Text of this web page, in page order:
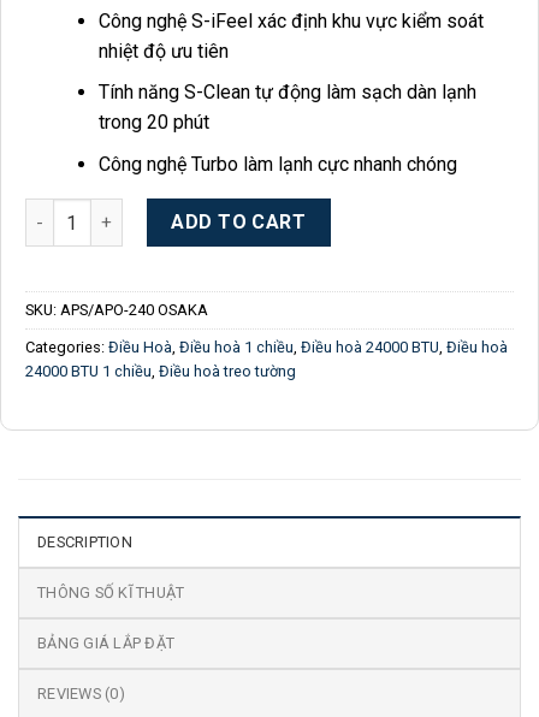
Công nghệ S-iFeel xác định khu vực kiểm soát
nhiệt độ ưu tiên
Tính năng S-Clean tự động làm sạch dàn lạnh
trong 20 phút
Công nghệ Turbo làm lạnh cực nhanh chóng
Điều hòa Sumikura APS/APO-240 OSAKA 24000BTU 1 chiều
ADD TO CART
SKU: APS/APO-240 OSAKA
Categories: Điều Hoà Điều hoà 1 chiều Điều hoà 24000 BTU Điều hoà
24000 BTU 1 chiều Điều hoà treo tường
DESCRIPTION
THÔNG SỐ KĨ THUẬT
BẢNG GIÁ LẮP ĐẶT
REVIEWS (0)